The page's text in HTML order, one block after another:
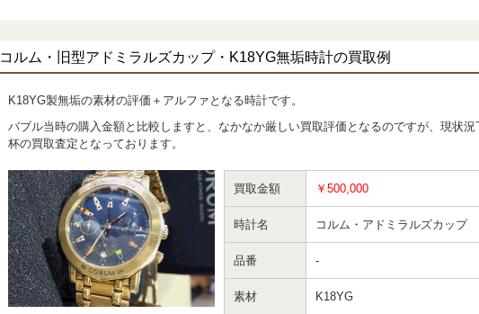
コルム・旧型アドミラルズカップ・K18YG無垢時計の買取例
K18YG製無垢の素材の評価＋アルファとなる時計です。
バブル当時の購入金額と比較しますと、なかなか厳しい買取評価となるのですが、現状況
杯の買取査定となっております。
買取金額 ￥500,000
時計名 コルム・アドミラルズカップ
品番 -
素材 K18YG